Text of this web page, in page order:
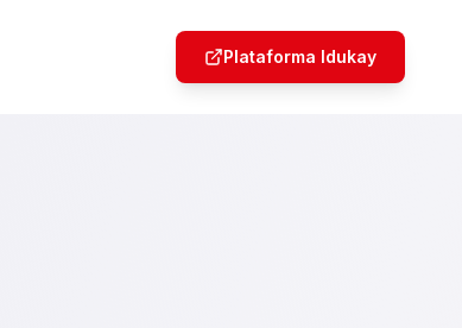
Plataforma Idukay